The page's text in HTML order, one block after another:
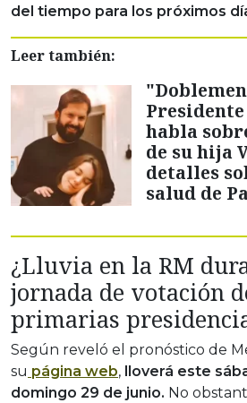
del tiempo para los próximos
Leer también:
habla
de su hija
detalles
salud de
¿Lluvia en la RM
jornada de votación
primarias
Según reveló el pronóstico de
su página web,
lloverá este
domingo 29 de junio. No